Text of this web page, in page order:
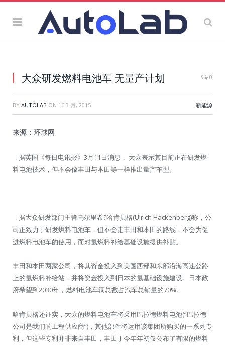
大众研发燃料电池车 无量产计划 0
BY AUTOLAB ON 16 3 月, 2015 新能源
来源：环球网
据英国《每日电讯报》3月11日消息， 大众表示其目前正在研发燃
料电池技术，但不会像丰田与本田等一样推出量产车型。
据大众研发部门主管乌尔里希?哈肯贝格(Ulrich Hackenberg)称，公
司正致力于研发燃料电池车，但不会走丰田和本田的路线，不会为促
进燃料电池车的使用，而对氢燃料补给基础设施提供补贴。
丰田和本田两家公司，将其资金投入到美国西部和东部沿海高速公路
上的氢燃料补给站，并将资金投入到日本的氢基础设施建设。日本政
府希望到2030年，燃料电池车辆总数占汽车总销量的70%。
哈肯贝格还证实，大众的燃料电池车将采用巴拉德燃料电池(“巴拉德
公司是我们的工程供应商”)，其他部件将运用该集团所购买的一系列专
利，但这些专利并非来自丰田，丰田于今年年初仅公布了有限的燃料